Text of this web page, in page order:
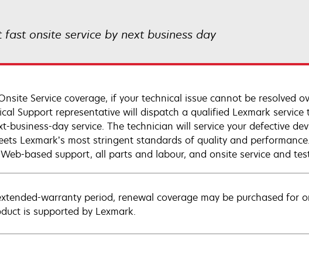
onsite service by next business day
Service coverage, if your technical issue cannot be resolved
Support representative will dispatch a qualified Lexmark
business-day service. The technician will service your defective
Lexmark’s most stringent standards of quality and
based support, all parts and labour, and onsite service and
warranty period, renewal coverage may be purchased for
is supported by Lexmark.